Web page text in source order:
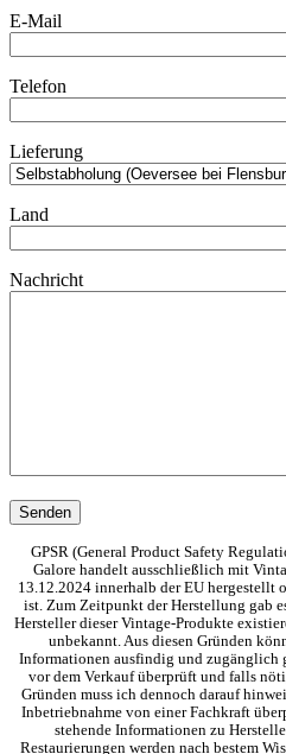
E-Mail
Telefon
Lieferung
Land
Nachricht
GPSR (General Product Safety
Galore handelt ausschließlich mit
13.12.2024 innerhalb der EU hergestellt
ist. Zum Zeitpunkt der Herstellung gab
Hersteller dieser Vintage-Produkte
unbekannt. Aus diesen Gründen
Informationen ausfindig und zugänglich
vor dem Verkauf überprüft und falls
Gründen muss ich dennoch darauf
Inbetriebnahme von einer Fachkraft
stehende Informationen zu
Restaurierungen werden nach bestem